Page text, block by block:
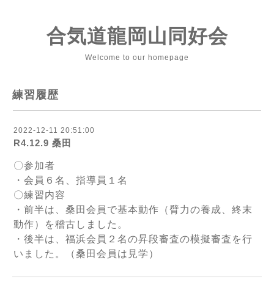
合気道龍岡山同好会
Welcome to our homepage
練習履歴
2022-12-11 20:51:00
R4.12.9 桑田
〇参加者
・会員６名、指導員１名
〇練習内容
・前半は、桑田会員で基本動作（臂力の養成、終末
動作）を稽古しました。
・後半は、福浜会員２名の昇段審査の模擬審査を行
いました。（桑田会員は見学）